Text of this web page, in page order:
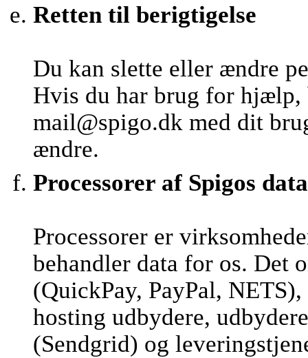
Retten til berigtigelse
Du kan slette eller ændre
Hvis du har brug for hjælp,
mail@spigo.dk med dit
ændre.
Processorer af Spigos data
Processorer er
behandler data for os. Det
(QuickPay, PayPal,
hosting udbydere,
(Sendgrid) og